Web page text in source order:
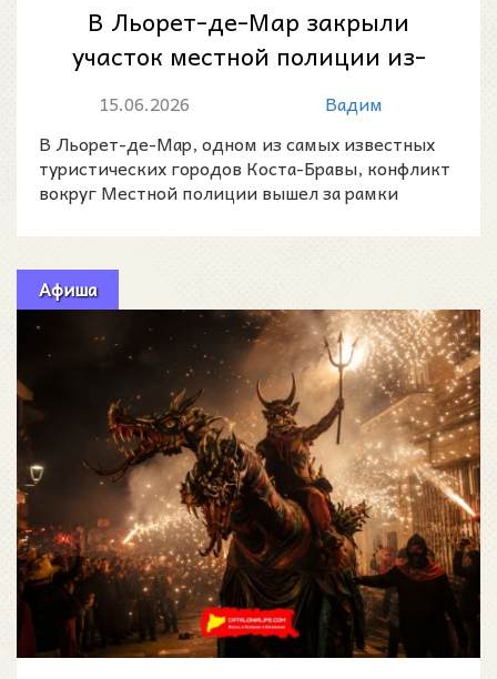
В Льорет-де-Мар закрыли
участок местной полиции из-
за нехватки сотрудников
15.06.2026
Вадим
В Льорет-де-Мар, одном из самых известных
туристических городов Коста-Бравы, конфликт
вокруг Местной полиции вышел за рамки
Афиша